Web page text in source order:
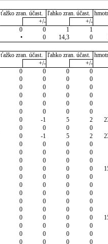
ťažko zran. účast. ľahko zran. účast.
+/- +/-
0 0 1 1
• 0 14,3 0
ťažko zran. účast. ľahko zran. účast.
+/- +/-
0 0 0 0
0 0 0 0
0 0 0 0
0 0 0 0
0 0 0 0
0 0 0 0
0 -1 5 2
0 0 0 0
0 -1 5 2
0 0 0 0
0 0 0 0
0 0 0 0
0 0 0 0
0 0 0 0
0 0 0 0
0 0 0 0
0 0 0 0
0 0 0 0
0 0 0 0
0 0 0 0
0 0 0 0
0 0 0 0